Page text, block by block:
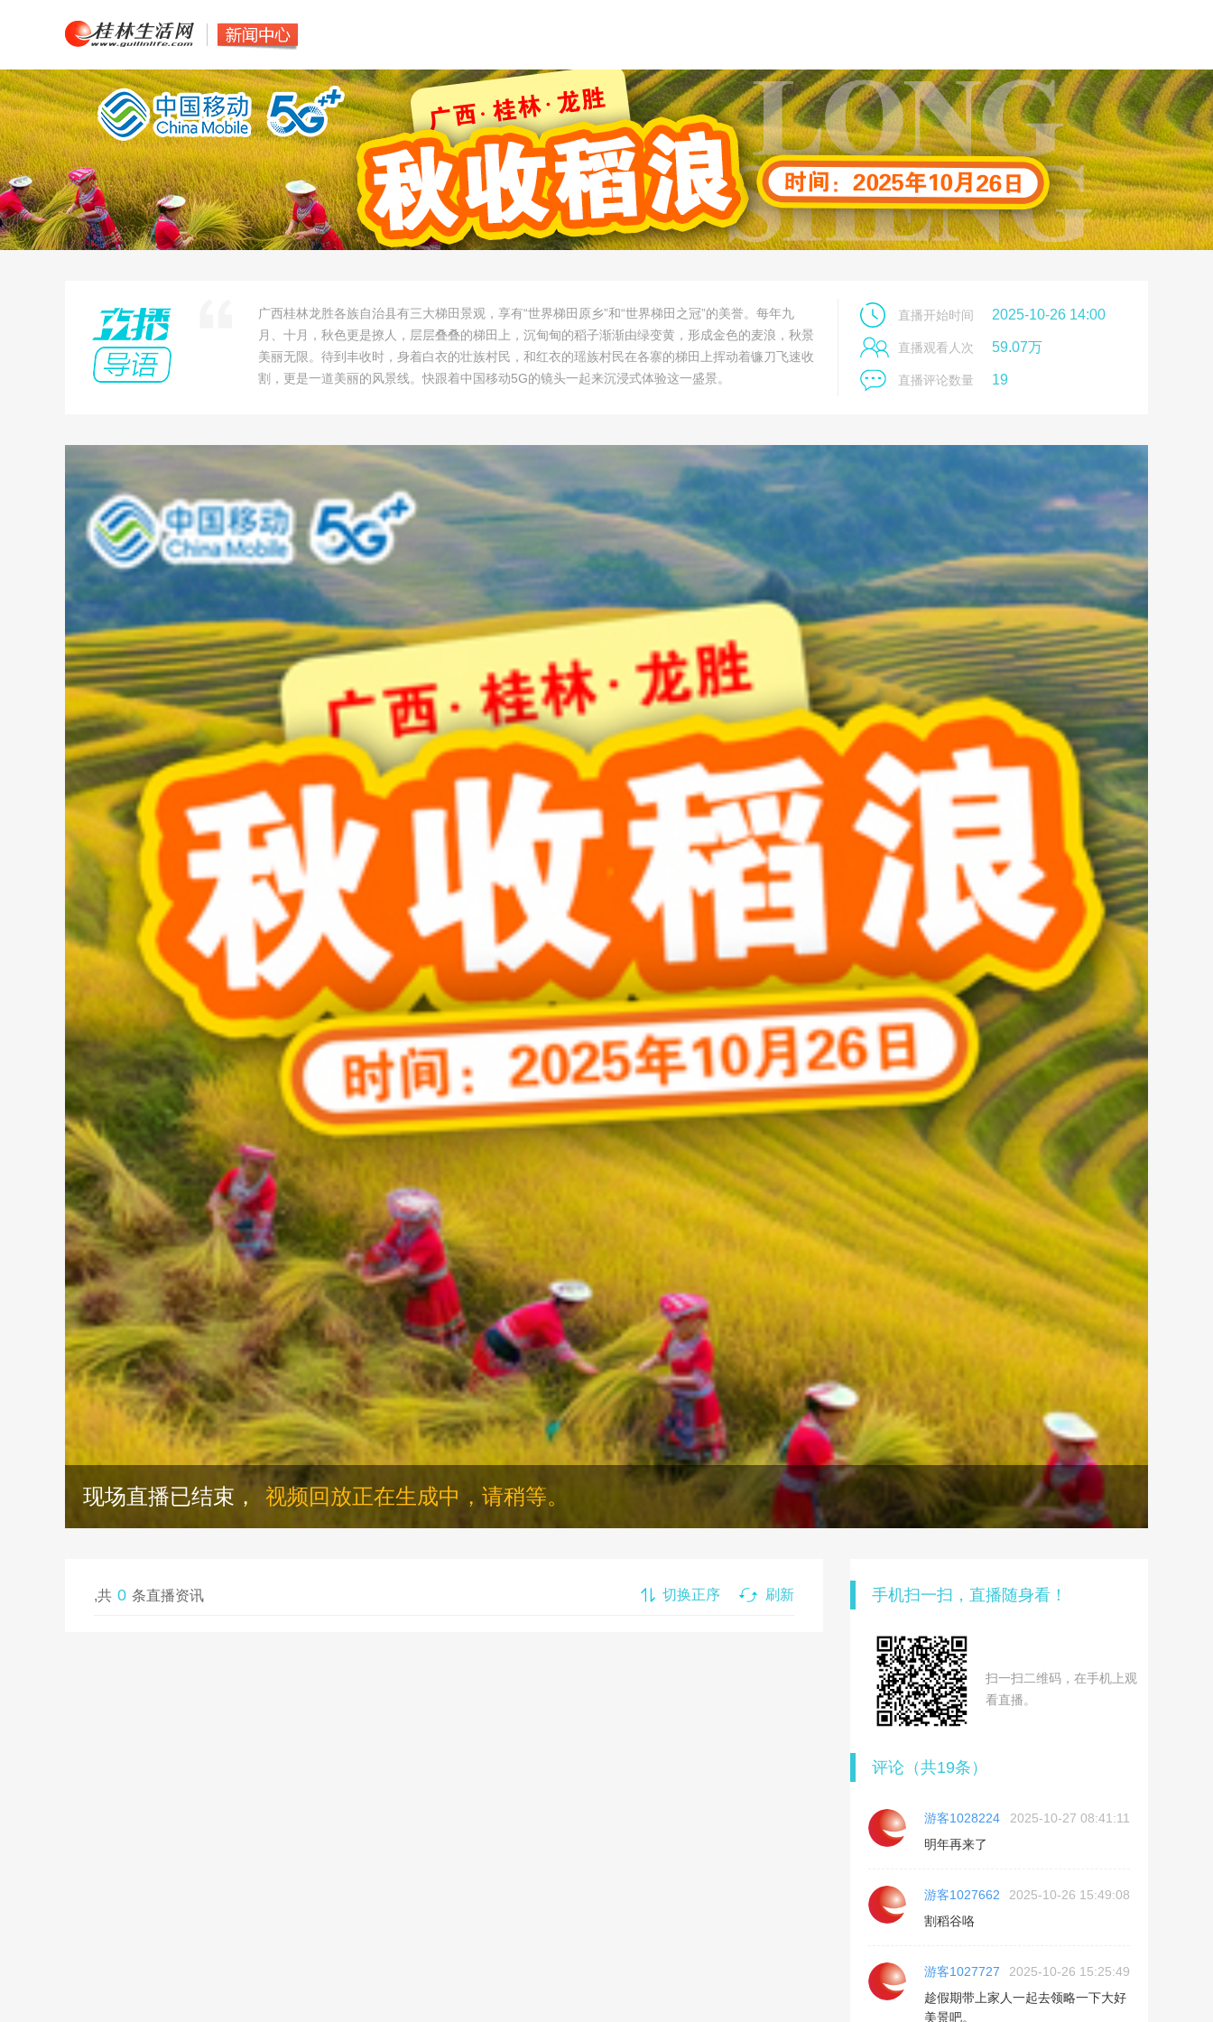
广西桂林龙胜各族自治县有三大梯田景观，享有“世界梯田原乡”和“世界梯田之冠”的美誉。每年九
月、十月，秋色更是撩人，层层叠叠的梯田上，沉甸甸的稻子渐渐由绿变黄，形成金色的麦浪，秋景
美丽无限。待到丰收时，身着白衣的壮族村民，和红衣的瑶族村民在各寨的梯田上挥动着镰刀飞速收
割，更是一道美丽的风景线。快跟着中国移动5G的镜头一起来沉浸式体验这一盛景。
直播开始时间 2025-10-26 14:00
直播观看人次 59.07万
直播评论数量 19
现场直播已结束， 视频回放正在生成中，请稍等。
,共 0 条直播资讯 切换正序 刷新 手机扫一扫，直播随身看！
扫一扫二维码，在手机上观
看直播。
评论（共19条）
游客1028224
2025-10-27 08:41:11
明年再来了
游客1027662
2025-10-26 15:49:08
割稻谷咯
游客1027727
2025-10-26 15:25:49
趁假期带上家人一起去领略一下大好
美景吧。